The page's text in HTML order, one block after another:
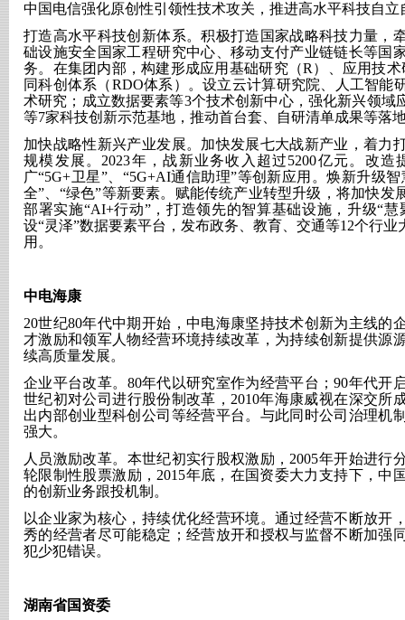
中国电信强化原创性引领性技术攻关，推进高水平科技自立
打造高水平科技创新体系。积极打造国家战略科技力量，
础设施安全国家工程研究中心、移动支付产业链链长等国
务。在集团内部，构建形成应用基础研究（R）、应用技
同科创体系（RDO体系）。设立云计算研究院、人工智能
术研究；成立数据要素等3个技术创新中心，强化新兴领域
等7家科技创新示范基地，推动首台套、自研清单成果等落
加快战略性新兴产业发展。加快发展七大战新产业，着力
规模发展。 2023年，战新业务收入超过5200亿元。改
广“5G+卫星”、“5G+AI通信助理”等创新应用。焕新升级
全”、“绿色”等新要素。赋能传统产业转型升级，将加快发
部署实施“AI+行动”，打造领先的智算基础设施，升级“慧
设“灵泽”数据要素平台，发布政务、教育、交通等12个行
用。
中电海康
20世纪80年代中期开始，中电海康坚持技术创新为主线的
才激励和领军人物经营环境持续改革，为持续创新提供源
续高质量发展。
企业平台改革。 80年代以研究室作为经营平台；90年代开
世纪初对公司进行股份制改革，2010年海康威视在深交所
出内部创业型科创公司等经营平台。与此同时公司治理机
强大。
人员激励改革。本世纪初实行股权激励， 2005年开始进行
轮限制性股票激励，2015年底，在国资委大力支持下，中
的创新业务跟投机制。
以企业家为核心，持续优化经营环境。通过经营不断放开
秀的经营者尽可能稳定；经营放开和授权与监督不断加强
犯少犯错误。
湖南省国资委